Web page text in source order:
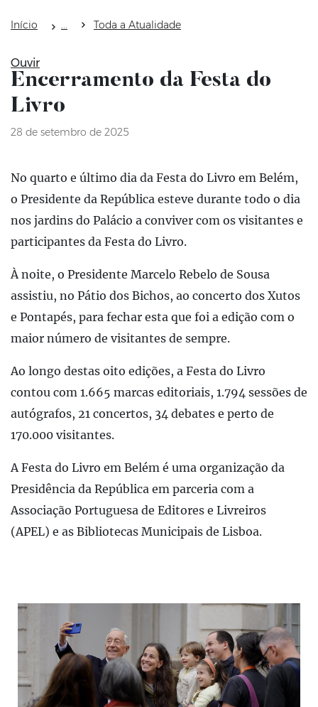
Início Toda a Atualidade
Ouvir
Encerramento da Festa do
Livro
28 de setembro de 2025
No quarto e último dia da Festa do Livro em Belém,
o Presidente da República esteve durante todo o dia
nos jardins do Palácio a conviver com os visitantes e
participantes da Festa do Livro.
À noite, o Presidente Marcelo Rebelo de Sousa
assistiu, no Pátio dos Bichos, ao concerto dos Xutos
e Pontapés, para fechar esta que foi a edição com o
maior número de visitantes de sempre.
Ao longo destas oito edições, a Festa do Livro
contou com 1.665 marcas editoriais, 1.794 sessões de
autógrafos, 21 concertos, 34 debates e perto de
170.000 visitantes.
A Festa do Livro em Belém é uma organização da
Presidência da República em parceria com a
Associação Portuguesa de Editores e Livreiros
(APEL) e as Bibliotecas Municipais de Lisboa.